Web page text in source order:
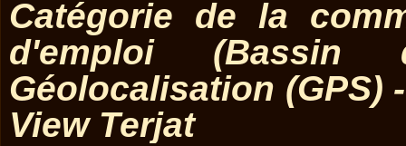
Catégorie de la
d'emploi (Bassin
Géolocalisation (GPS)
View Terjat